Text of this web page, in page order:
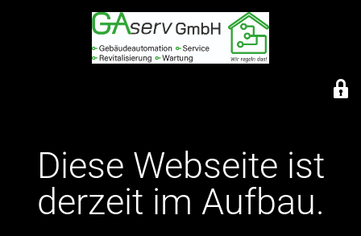
Diese Webseite ist
derzeit im Aufbau.